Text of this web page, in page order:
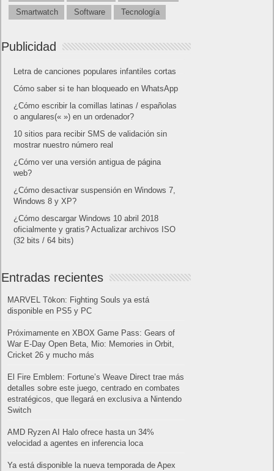
Smartwatch
Software Tecnología
Publicidad
Letra de canciones populares infantiles cortas
Cómo saber si te han bloqueado en WhatsApp
¿Cómo escribir la comillas latinas / españolas
o angulares(« ») en un ordenador?
10 sitios para recibir SMS de validación sin
mostrar nuestro número real
¿Cómo ver una versión antigua de página
web?
¿Cómo desactivar suspensión en Windows 7,
Windows 8 y XP?
¿Cómo descargar Windows 10 abril 2018
oficialmente y gratis? Actualizar archivos ISO
(32 bits / 64 bits)
Entradas recientes
MARVEL Tōkon: Fighting Souls ya está
disponible en PS5 y PC
Próximamente en XBOX Game Pass: Gears of
War E-Day Open Beta, Mio: Memories in Orbit,
Cricket 26 y mucho más
El Fire Emblem: Fortune’s Weave Direct trae más
detalles sobre este juego, centrado en combates
estratégicos, que llegará en exclusiva a Nintendo
Switch
AMD Ryzen AI Halo ofrece hasta un 34%
velocidad a agentes en inferencia loca
Ya está disponible la nueva temporada de Apex